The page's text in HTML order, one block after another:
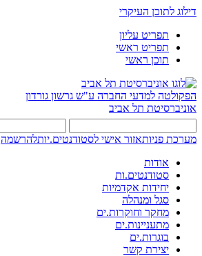
דילוג לתוכן העיקרי
תפריט עליון
תפריט ראשי
תוכן ראשי
הפקולטה למדעי החברה ע"ש גרשון גורדון
אוניברסיטת תל אביב
מערכת פניותאזור אישי לסטודנטים.יותלהרשמה
אודות
סטודנטים.ות
יחידות אקדמיות
סגל ומנהלה
מחקר וחוקרות.ים
מתעניינות.ים
בוגרות.ים
יצירת קשר